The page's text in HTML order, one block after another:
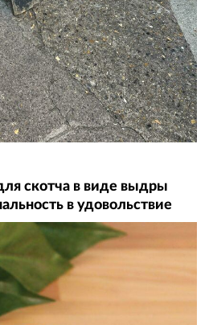
скотча в виде выдры
в удовольствие